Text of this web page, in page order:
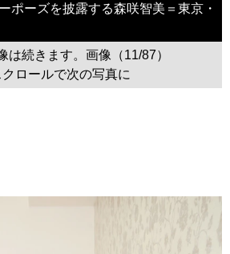
ポーズを披露する森咲智美＝東京・
は続きます。画像（11/87）
クロールで次の写真に